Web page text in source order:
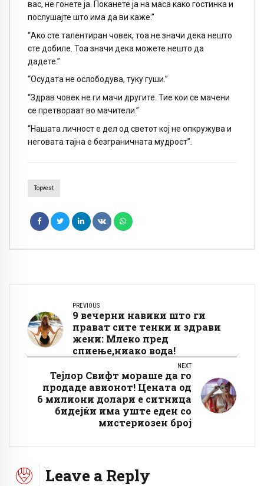
вас, не гонете ја. Поканете ја на маса како гостинка и
послушајте што има да ви каже.”
“Ако сте талентиран човек, тоа не значи дека нешто
сте добиле. Тоа значи дека можете нешто да
дадете.”
“Осудата не ослободува, туку гуши.”
“Здрав човек не ги мачи другите. Тие кои се мачени
се претвораат во мачители.”
“Нашата личност е дел од светот кој не опкружува и
неговата тајна е безграничната мудрост”.
Topvest
PREVIOUS
9 вечерни навики што ги
прават сите тенки и здрави
жени: Млеко пред
спиење,ниако вода!
NEXT
Тејлор Свифт мораше да го
продаде авионот! Цената од
6 милиони долари е ситница
бидејќи има уште еден со
мистериозен број
Leave a Reply